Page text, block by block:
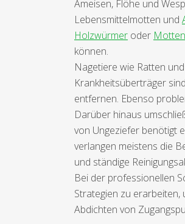
Ameisen, Flöhe und
Lebensmittelmotten und
Holzwürmer oder Motten
können.
Nagetiere wie Ratten
Krankheitsüberträger
entfernen. Ebenso
Darüber hinaus
von Ungeziefer benötigt
verlangen meistens die
und ständige
Bei der professionellen
Strategien zu erarbeiten,
Abdichten von